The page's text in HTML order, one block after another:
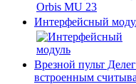
Интерфейсный
Врезной пульт
встроенным